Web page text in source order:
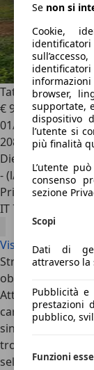
Tata Xenon2.2 td
€ 9.500
01/2009
208.000 km
Diesel
- (l/100 km)
Privato
IT 71015
Visualizza tutte
Struttura e forma
obiettivo:
Attorno a questo
carico e la
singola a due
trovano spazio
selezionare le
Se non si
Cookie,
browser,
supportate,
dispositivo
l’utente si
più finalità
L’utente
consenso
sezione
Scopi
Dati di
attraverso la
Pubblicità e
prestazioni
pubblico,
Funzioni